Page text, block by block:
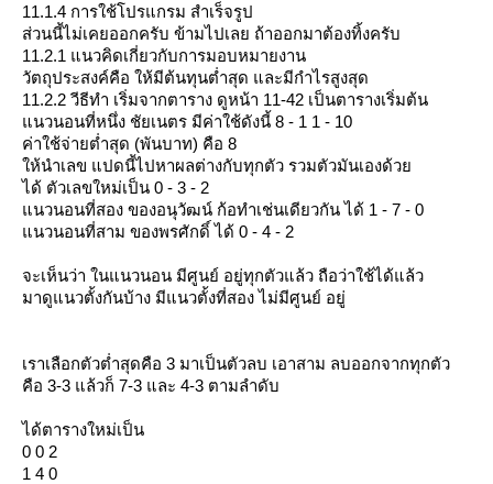
11.1.4 การใช้โปรแกรม สำเร็จรูป
ส่วนนี้ไม่เคยออกครับ ข้ามไปเลย ถ้าออกมาต้องทิ้งครับ
11.2.1 แนวคิดเกี่ยวกับการมอบหมายงาน
วัตถุประสงค์คือ ให้มีต้นทุนต่ำสุด และมีกำไรสูงสุด
11.2.2 วีธีทำ เริ่มจากตาราง ดูหน้า 11-42 เป็นตารางเริ่มต้น
นวนอนที่หนึ่ง ชัยเนตร มีค่าใช้ดังนี้ 8 - 1 1 - 10
ค่าใช้จ่ายต่ำสุด (พันบาท) คือ 8
ห้นำเลข แปดนี้ไปหาผลต่างกับทุกตัว รวมตัวมันเองด้ว
ได้ ตัวเลขใหม่เป็น 0 - 3 - 2
นวนอนที่สอง ของอนุวัฒน์ ก้อทำเช่นเดียวกัน ได้ 1 - 7 - 0
นวนอนที่สาม ของพรศักดิ์ ได้ 0 - 4 - 2
จะเห็นว่า ในแนวนอน มีศูนย์ อยู่ทุกตัวแล้ว ถือว่าใช้ได้แล้ว
มาดูแนวตั้งกันบ้าง มีแนวตั้งที่สอง ไม่มีศูนย์ อยู่
เราเลือกตัวต่ำสุดคือ 3 มาเป็นตัวลบ เอาสาม ลบออกจากทุกตัว
คือ 3-3 แล้วก็ 7-3 และ 4-3 ตามลำดับ
ได้ตารางใหม่เป็น
0 0 2
1 4 0